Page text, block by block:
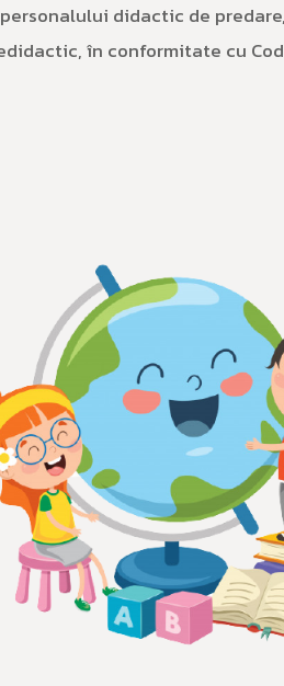
didactic de
în conformitate cu